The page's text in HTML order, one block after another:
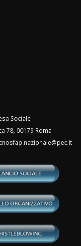
Sociale
78, 00179 Roma
cnosfap.nazionale@pec.it